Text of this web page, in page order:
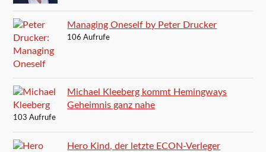
Managing Oneself by Peter Drucker
106 Aufrufe
Michael Kleeberg kommt Hemingways
Geheimnis ganz nahe
103 Aufrufe
Hero Kind, der letzte ECON-Verleger